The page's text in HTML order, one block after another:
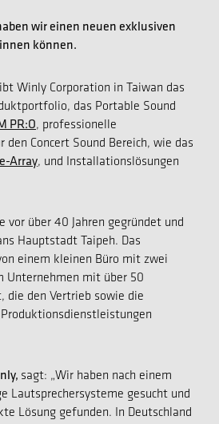
wir einen neuen exklusiven
können.
Winly Corporation in Taiwan das
das Portable Sound
PR:O, professionelle
den Concert Sound Bereich, wie das
Array, und Installationslösungen
vor über 40 Jahren gegründet und
Hauptstadt Taipeh. Das
einem kleinen Büro mit zwei
Unternehmen mit über 50
den Vertrieb sowie die
sagt: „Wir haben nach einem
Lautsprechersysteme gesucht und
Lösung gefunden. In Deutschland